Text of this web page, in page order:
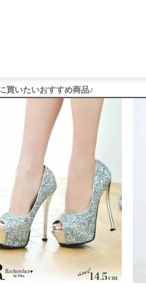
買いたいおすすめ商品♪